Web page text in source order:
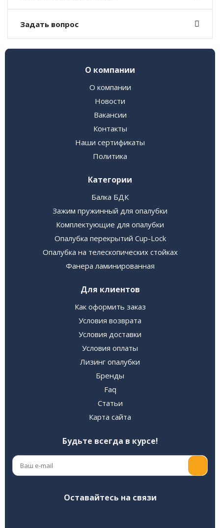
Задать вопрос
О компании
О компании
Новости
Вакансии
Контакты
Наши сертификаты
Политика
Категории
Балка БДК
Зажим пружинный для опалубки
Комплектующие для опалубки
Опалубка перекрытий Cup-Lock
Опалубка на телескопических стойках
Фанера ламинированная
Для клиентов
Как оформить заказ
Условия возврата
Условия доставки
Условия оплаты
Лизинг опалубки
Бренды
Faq
Статьи
Карта сайта
Будьте всегда в курсе!
Оставайтесь на связи